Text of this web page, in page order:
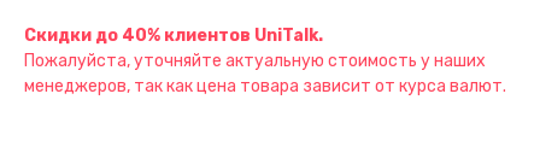
Скидки до 40% клиентов UniTalk.
Пожалуйста, уточняйте актуальную стоимость у наших
менеджеров, так как цена товара зависит от курса валют.